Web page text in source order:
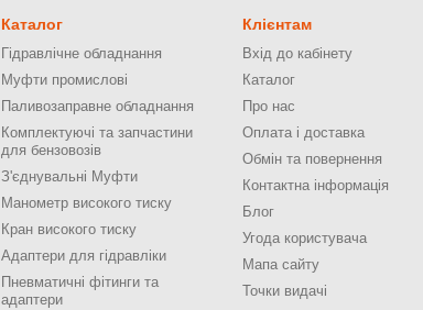
Каталог
Гідравлічне обладнання
Муфти промислові
Паливозаправне обладнання
Комплектуючі та запчастини
для бензовозів
З'єднувальні Муфти
Манометр високого тиску
Кран високого тиску
Адаптери для гідравліки
Пневматичні фітинги та
адаптери
Клієнтам
Вхід до кабінету
Каталог
Про нас
Оплата і доставка
Обмін та повернення
Контактна інформація
Блог
Угода користувача
Мапа сайту
Точки видачі